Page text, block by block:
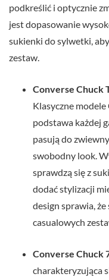
podkreślić i optycznie
jest dopasowanie
sukienki do sylwetki,
zestaw.
Converse Chuck
Klasyczne
podstawa każdej
pasują do
swobodny look.
sprawdzą się z
dodać stylizacji
design sprawia,
casualowych
Converse Chuck
charakteryzująca